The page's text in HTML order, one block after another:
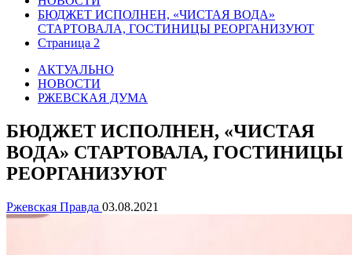
БЮДЖЕТ ИСПОЛНЕН, «ЧИСТАЯ ВОДА»
СТАРТОВАЛА, ГОСТИНИЦЫ РЕОРГАНИЗУЮТ
Страница 2
АКТУАЛЬНО
НОВОСТИ
РЖЕВСКАЯ ДУМА
БЮДЖЕТ ИСПОЛНЕН, «ЧИСТАЯ
ВОДА» СТАРТОВАЛА, ГОСТИНИЦЫ
РЕОРГАНИЗУЮТ
Ржевская Правда 03.08.2021